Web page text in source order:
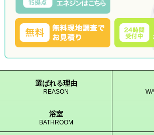
選ばれる理由
REASON
浴室
BATHROOM